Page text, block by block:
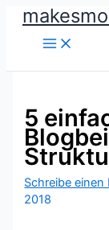
Zum
5
Schreibe einen
2018